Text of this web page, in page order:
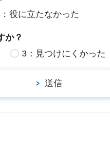
役に立たなかった
か？
3：見つけにくかった